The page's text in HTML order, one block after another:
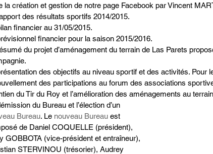
la création et gestion de notre page Facebook par Vincent
des résultats sportifs 2014/2015.
financier au 31/05/2015.
financier pour la saison 2015/2016.
du projet d’aménagement du terrain de Las Parets
des objectifs au niveau sportif et des activités. Pour
des participations au forum des associations
du Tir du Roy et l’amélioration des aménagements au
du Bureau et l’élection d’un
Bureau. Le nouveau Bureau est
de Daniel COQUELLE (président),
GOBBOTA (vice-président et entraîneur),
STERVINOU (trésorier), Audrey